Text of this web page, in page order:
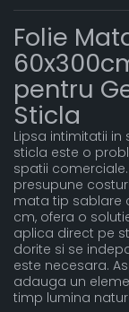
Folie
pentru
Sticla
Lipsa intimitatii
sticla este o
spatii
presupune
mata tip sablare
cm, ofera o
aplica direct pe
dorite si se
este necesara.
adauga un
timp lumina